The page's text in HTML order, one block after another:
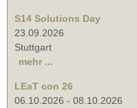
S14 Solutions Day
23.09.2026
Stuttgart
mehr ...
LEaT con 26
06.10.2026 - 08.10.2026